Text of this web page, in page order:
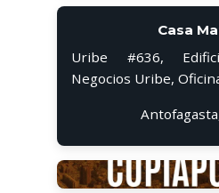
Casa
Uribe #636,
Negocios Uribe,